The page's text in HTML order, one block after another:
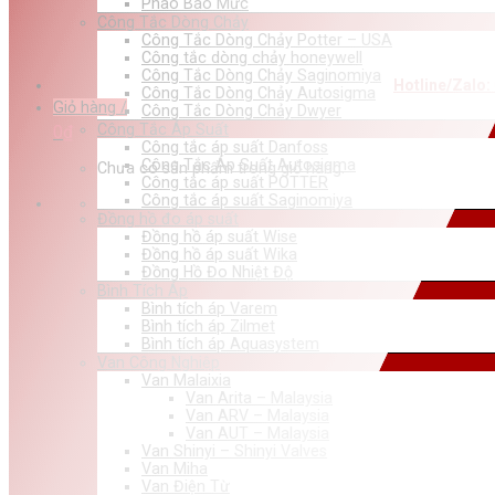
Hotline/Zalo:
Giỏ hàng /
Chưa có sản phẩm trong giỏ hàng.
Phao Báo Mức
Công Tắc Dòng Chảy
Công Tắc Dòng Chảy Potter – USA
Công tắc dòng chảy honeywell
Công Tắc Dòng Chảy Saginomiya
Công Tắc Dòng Chảy Autosigma
Công Tắc Dòng Chảy Dwyer
Công Tắc Áp Suất
Công tắc áp suất Danfoss
Công Tắc Áp Suất Autosigma
Công tắc áp suất POTTER
Công tắc áp suất Saginomiya
Đồng hồ đo áp suất
Đồng hồ áp suất Wise
Đồng hồ áp suất Wika
Đồng Hồ Đo Nhiệt Độ
Bình Tích Áp
Bình tích áp Varem
Bình tích áp Zilmet
Bình tích áp Aquasystem
Van Công Nghiệp
Van Malaixia
Van Arita – Malaysia
Van ARV – Malaysia
Van AUT – Malaysia
Van Shinyi – Shinyi Valves
Van Miha
Van Điện Từ